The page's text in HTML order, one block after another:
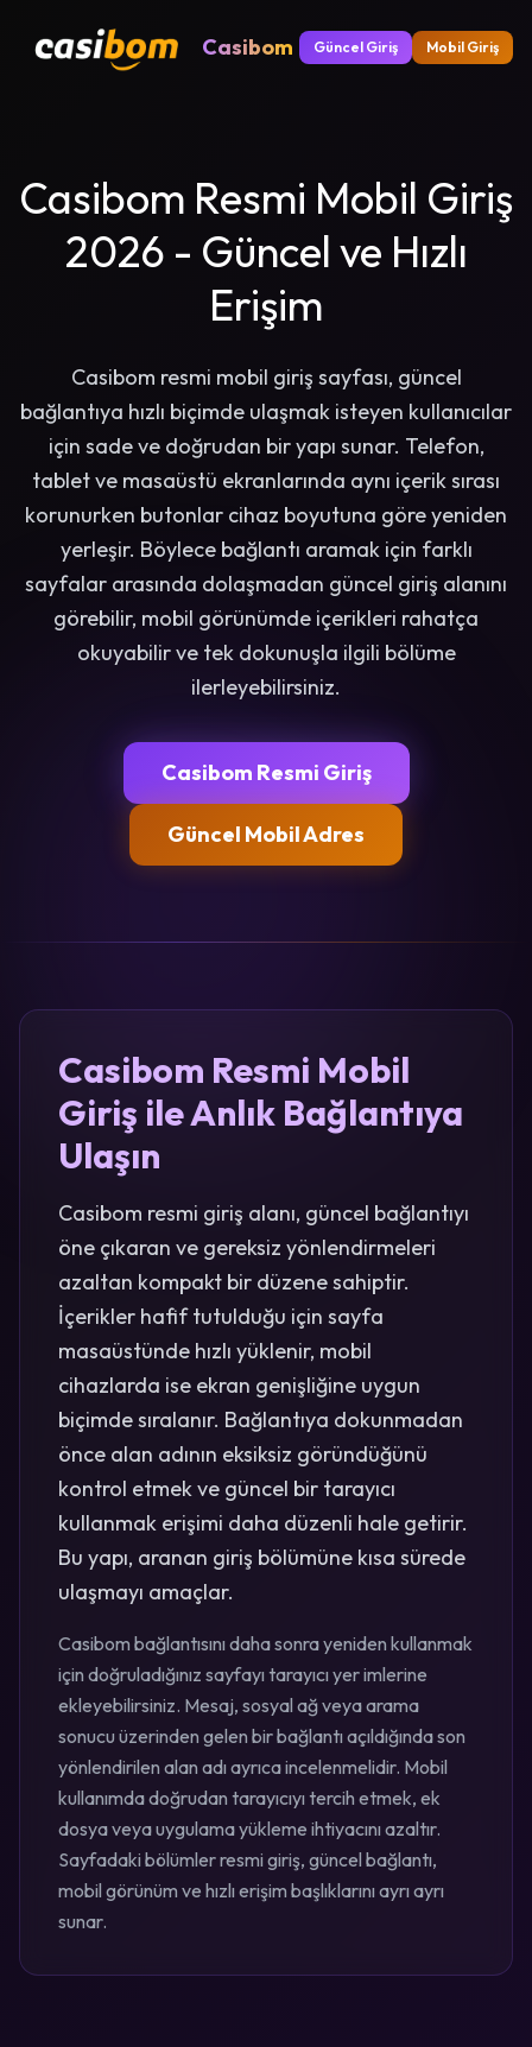
Casibom Güncel Giriş Mobil Giriş
Casibom Resmi Mobil Giriş
2026 - Güncel ve Hızlı
Erişim
Casibom resmi mobil giriş sayfası, güncel
bağlantıya hızlı biçimde ulaşmak isteyen kullanıcılar
için sade ve doğrudan bir yapı sunar. Telefon,
tablet ve masaüstü ekranlarında aynı içerik sırası
korunurken butonlar cihaz boyutuna göre yeniden
yerleşir. Böylece bağlantı aramak için farklı
sayfalar arasında dolaşmadan güncel giriş alanını
görebilir, mobil görünümde içerikleri rahatça
okuyabilir ve tek dokunuşla ilgili bölüme
ilerleyebilirsiniz.
Casibom Resmi Giriş
Güncel Mobil Adres
Casibom Resmi Mobil
Giriş ile Anlık Bağlantıya
Ulaşın
Casibom resmi giriş alanı, güncel bağlantıyı
öne çıkaran ve gereksiz yönlendirmeleri
azaltan kompakt bir düzene sahiptir.
İçerikler hafif tutulduğu için sayfa
masaüstünde hızlı yüklenir, mobil
cihazlarda ise ekran genişliğine uygun
biçimde sıralanır. Bağlantıya dokunmadan
önce alan adının eksiksiz göründüğünü
kontrol etmek ve güncel bir tarayıcı
kullanmak erişimi daha düzenli hale getirir.
Bu yapı, aranan giriş bölümüne kısa sürede
ulaşmayı amaçlar.
Casibom bağlantısını daha sonra yeniden kullanmak
için doğruladığınız sayfayı tarayıcı yer imlerine
ekleyebilirsiniz. Mesaj, sosyal ağ veya arama
sonucu üzerinden gelen bir bağlantı açıldığında son
yönlendirilen alan adı ayrıca incelenmelidir. Mobil
kullanımda doğrudan tarayıcıyı tercih etmek, ek
dosya veya uygulama yükleme ihtiyacını azaltır.
Sayfadaki bölümler resmi giriş, güncel bağlantı,
mobil görünüm ve hızlı erişim başlıklarını ayrı ayrı
sunar.